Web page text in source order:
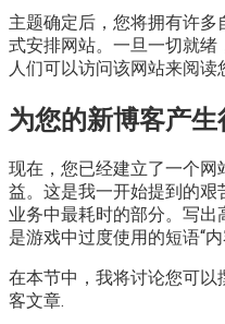
主题确定后，您将拥有许
式安排网站。一旦一切就绪
人们可以访问该网站来阅
为您的新博客产
现在，您已经建立了一个
益。这是我一开始提到的
业务中最耗时的部分。写
是游戏中过度使用的短语“
在本节中，我将讨论您可
客文章.